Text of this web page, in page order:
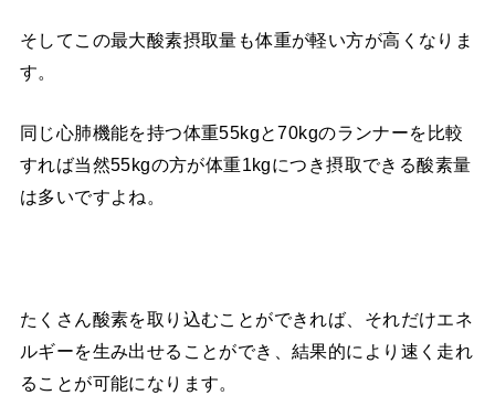
そしてこの最大酸素摂取量も体重が軽い方が高くなりま
す。
同じ心肺機能を持つ体重55kgと70kgのランナーを比較
すれば当然55kgの方が体重1kgにつき摂取できる酸素量
は多いですよね。
たくさん酸素を取り込むことができれば、それだけエネ
ルギーを生み出せることができ、結果的により速く走れ
ることが可能になります。